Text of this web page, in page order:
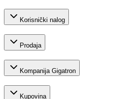
Korisnički nalog
Prodaja
Kompanija Gigatron
Kupovina